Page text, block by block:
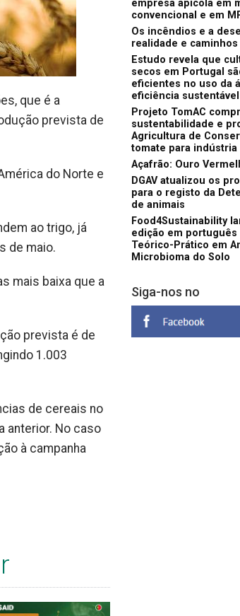
que é a
prevista de
do Norte e
ao trigo, já
de maio.
mais baixa que a
prevista é de
1.003
de cereais no
anterior. No caso
à campanha
empresa apícola em
convencional e em
Os incêndios e a
realidade e
Estudo revela que
secos em Portugal
eficientes no uso da
eficiência sustentável
Projeto TomAC
sustentabilidade e
Agricultura de
tomate para indústria
Açafrão: Ouro
DGAV atualizou os
para o registo da
de animais
Food4Sustainability
edição em português
Teórico-Prático em
Microbioma do Solo
Siga-nos no